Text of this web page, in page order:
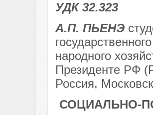
УДК 32.323
А.П. ПЬЕНЭ
народного
Президенте РФ
Россия,
СОЦИАЛЬНО-